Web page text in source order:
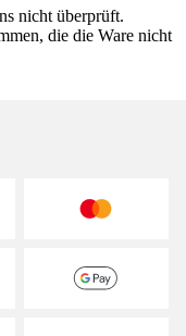
nicht überprüft.
die die Ware nicht